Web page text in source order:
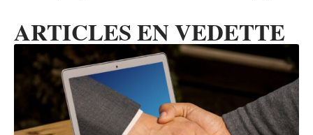
ARTICLES EN VEDETTE